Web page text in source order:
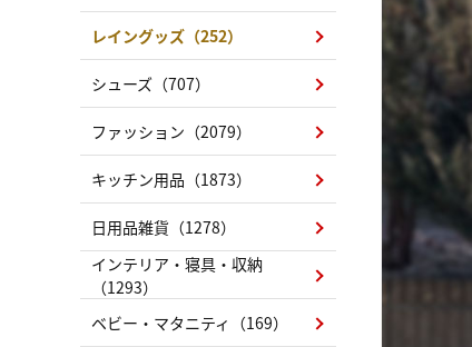
レイングッズ（252）
シューズ（707）
ファッション（2079）
キッチン用品（1873）
日用品雑貨（1278）
インテリア・寝具・収納
（1293）
ベビー・マタニティ（169）